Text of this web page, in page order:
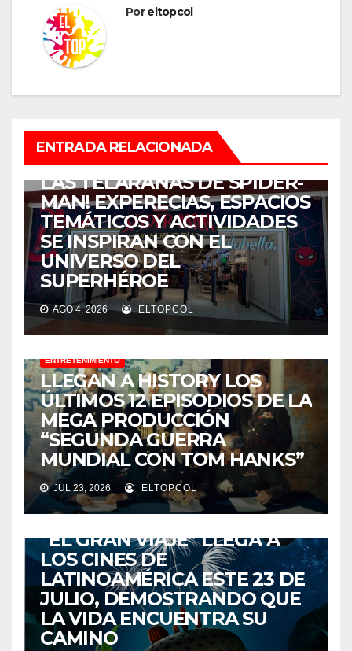
Poreltopcol
ENTRADA RELACIONADA
ENTRETENIMIENTO
¡COLOMBIA SE ENREDÓ EN
LAS TELARAÑAS DE SPIDER-
MAN! EXPERECIAS, ESPACIOS
TEMÁTICOS Y ACTIVIDADES
SE INSPIRAN CON EL
UNIVERSO DEL
SUPERHÉROE
AGO 4, 2026 ELTOPCOL
ENTRETENIMIENTO
LLEGAN A HISTORY LOS
ÚLTIMOS 12 EPISODIOS DE LA
MEGA PRODUCCIÓN
“SEGUNDA GUERRA
MUNDIAL CON TOM HANKS”
JUL 23, 2026 ELTOPCOL
“EL GRAN VIAJE” LLEGA A
LOS CINES DE
LATINOAMÉRICA ESTE 23 DE
JULIO, DEMOSTRANDO QUE
LA VIDA ENCUENTRA SU
CAMINO